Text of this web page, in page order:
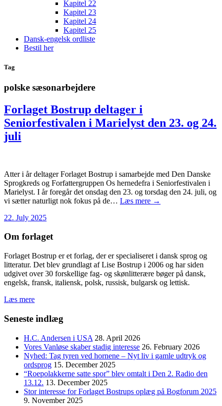
Kapitel 22
Kapitel 23
Kapitel 24
Kapitel 25
Dansk-engelsk ordliste
Bestil her
Tag
polske sæsonarbejdere
Forlaget Bostrup deltager i
Seniorfestivalen i Marielyst den 23. og 24.
juli
Atter i år deltager Forlaget Bostrup i samarbejde med Den Danske
Sprogkreds og Forfattergruppen Os hernedefra i Seniorfestivalen i
Marielyst. I år foregår det onsdag den 23. og torsdag den 24. juli, og
vi sætter naturligt nok fokus på de… Læs mere →
22. July 2025
Om forlaget
Forlaget Bostrup er et forlag, der er specialiseret i dansk sprog og
litteratur. Det blev grundlagt af Lise Bostrup i 2006 og har siden
udgivet over 30 forskellige fag- og skønlitterære bøger på dansk,
engelsk, fransk, italiensk, polsk, russisk, bulgarsk og lettisk.
Læs mere
Seneste indlæg
H.C. Andersen i USA 28. April 2026
Vores Vanløse skaber stadig interesse 26. February 2026
Nyhed: Tag tyren ved hornene – Nyt liv i gamle udtryk og
ordsprog 15. December 2025
“Roepolakkerne satte spor” blev omtalt i Den 2. Radio den
13.12. 13. December 2025
Stor interesse for Forlaget Bostrups oplæg på Bogforum 2025
9. November 2025